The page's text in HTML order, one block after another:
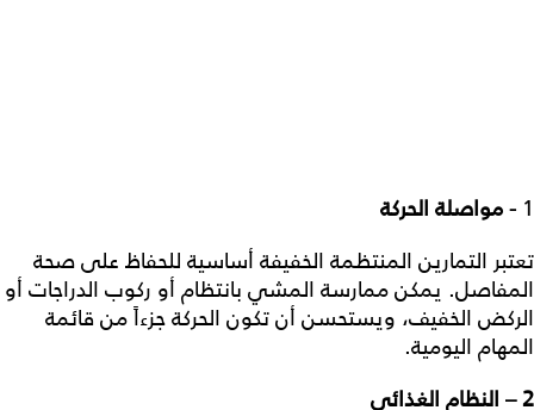
1 - مواصلة الحركة
تعتبر التمارين المنتظمة الخفيفة أساسية للحفاظ على صحة
المفاصل. يمكن ممارسة المشي بانتظام أو ركوب الدراجات أو
الركض الخفيف، ويستحسن أن تكون الحركة جزءاً من قائمة
المهام اليومية.
2 – النظام الغذائي